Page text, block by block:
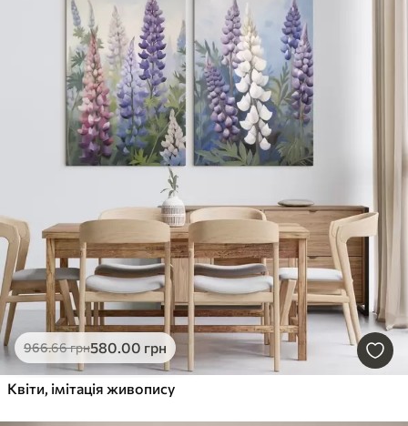
966.66грн580.00 грн
Квіти, імітація живопису